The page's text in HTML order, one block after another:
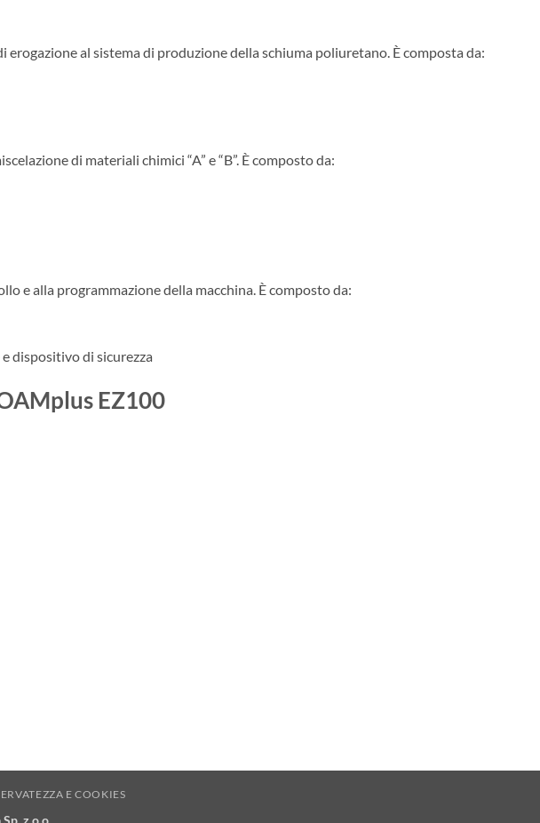
al sistema di produzione della schiuma poliuretano. È composta da:
di materiali chimici “A” e “B”. È composto da:
e alla programmazione della macchina. È composto da:
dispositivo di sicurezza
EZ100
E COOKIES
z o.o.